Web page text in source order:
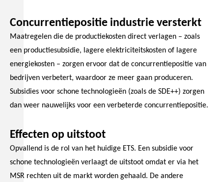
Concurrentiepositie industrie versterkt
Maatregelen die de productiekosten direct verlagen – zoals
een productiesubsidie, lagere elektriciteitskosten of lagere
energiekosten – zorgen ervoor dat de concurrentiepositie van
bedrijven verbetert, waardoor ze meer gaan produceren.
Subsidies voor schone technologieën (zoals de SDE++) zorgen
dan weer nauwelijks voor een verbeterde concurrentiepositie.
Effecten op uitstoot
Opvallend is de rol van het huidige ETS. Een subsidie voor
schone technologieën verlaagt de uitstoot omdat er via het
MSR rechten uit de markt worden gehaald. De andere